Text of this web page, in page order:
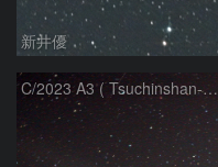
新井優
C/2023 A3 ( Tsuchinshan-ATLAS )